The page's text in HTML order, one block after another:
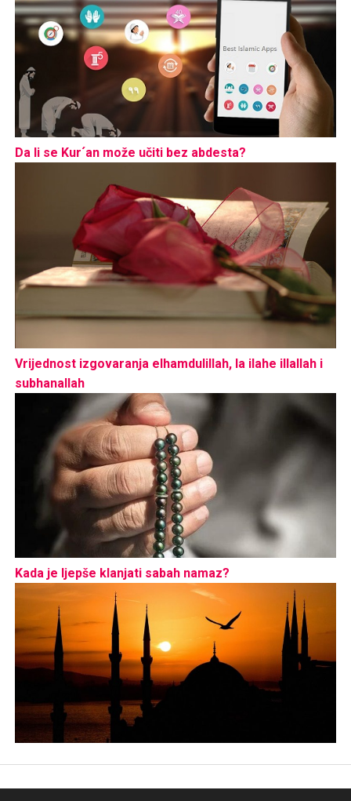
Da li se Kur´an može učiti bez abdesta?
Vrijednost izgovaranja elhamdulillah, la ilahe illallah i
subhanallah
Kada je ljepše klanjati sabah namaz?